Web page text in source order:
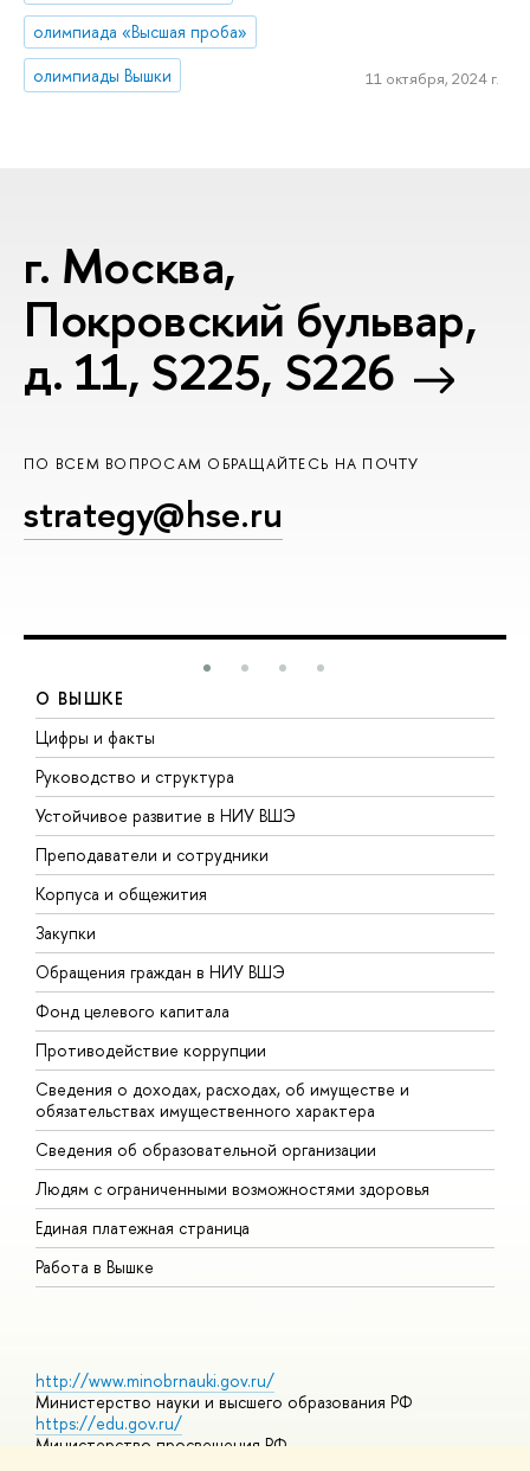
олимпиада «Высшая проба»
олимпиады Вышки
11 октября, 2024 г.
г. Москва,
Покровский бульвар,
д. 11, S225, S226
ПО ВСЕМ ВОПРОСАМ ОБРАЩАЙТЕСЬ НА ПОЧТУ
strategy@hse.ru
О ВЫШКЕ
Цифры и факты
Руководство и структура
Устойчивое развитие в НИУ ВШЭ
Преподаватели и сотрудники
Корпуса и общежития
Закупки
Обращения граждан в НИУ ВШЭ
Фонд целевого капитала
Противодействие коррупции
Сведения о доходах, расходах, об имуществе и
обязательствах имущественного характера
Сведения об образовательной организации
Людям с ограниченными возможностями здоровья
Единая платежная страница
Работа в Вышке
http://www.minobrnauki.gov.ru/
Министерство науки и высшего образования РФ
https://edu.gov.ru/
Министерство просвещения РФ